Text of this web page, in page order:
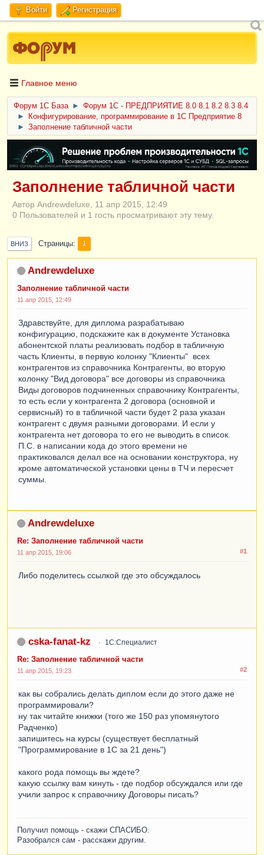
Войти Регистрация
Главное меню
Форум 1C База ►
Форум 1С - ПРЕДПРИЯТИЕ 8.0 8.1 8.2 8.3 8.4
►
Конфигурирование, программирование в 1С Предприятие 8
►
Заполнение табличной части
ERID: CQH36pWzJqVJD4xVLsnhcU4hVPNjkBZe8KKxjJiYySyZAz
Заполнение табличной части
Автор Andrewdeluxe, 11 апр 2015, 12:49
0 Пользователей и 1 гость просматривают эту тему.
ВНИЗ Страницы 1
Andrewdeluxe
Заполнение табличной части
11 апр 2015, 12:49
Здравствуйте, для диплома разрабатываю
конфигурацию, подскажите как в документе Установка
абонентской платы реализовать подбор в табличную
часть Клиенты, в первую колонку "Клиенты" всех
контрагентов из справочника Контрагенты, во вторую
колонку "Вид договора" все договоры из справочника
Виды договоров подчиненных справочнику Контрагенты,
то есть если у контрагента 2 договора (основной и
сервисный) то в табличной части будет 2 раза указан
контрагент с двумя разными договорами. И если у
контрагента нет договора то его не выводить в список.
П.С. в написании кода до этого времени не
практиковался делал все на основании конструктора, ну
кроме автоматической установки цены в ТЧ и пересчет
суммы.
Andrewdeluxe
Re: Заполнение табличной части
#1
11 апр 2015, 19:06
Либо поделитесь ссылкой где это обсуждалось
cska-fanat-kz 1С:Специалист
Re: Заполнение табличной части
#2
11 апр 2015, 19:23
как вы собрались делать диплом если до этого даже не
программировали?
ну так читайте книжки (того же 150 раз упомянутого
Радченко)
запишитесь на курсы (существует бесплатный
"Программирование в 1С за 21 день")
какого рода помощь вы ждете?
какую ссылку вам кинуть - где подбор обсуждался или где
учили запрос к справочнику Договоры писать?
Получил помощь - скажи СПАСИБО.
Разобрался сам - расскажи другим.